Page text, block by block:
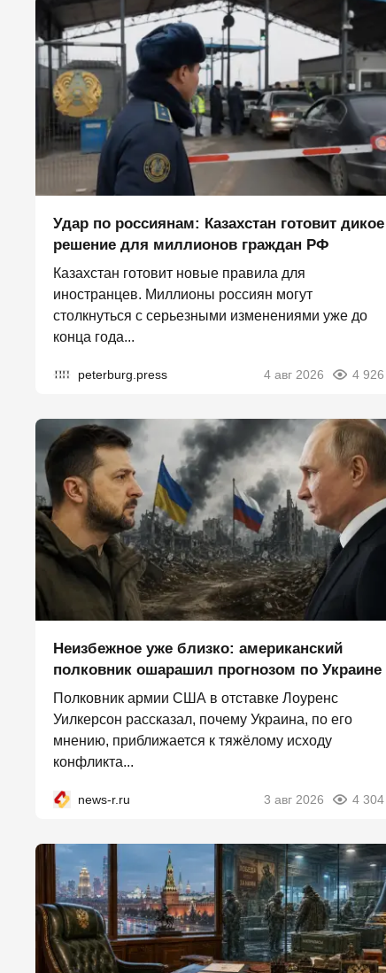
Удар по россиянам: Казахстан готовит дикое
решение для миллионов граждан РФ
Казахстан готовит новые правила для
иностранцев. Миллионы россиян могут
столкнуться с серьезными изменениями уже до
конца года...
peterburg.press 4 авг 2026 4 926
Неизбежное уже близко: американский
полковник ошарашил прогнозом по Украине
Полковник армии США в отставке Лоуренс
Уилкерсон рассказал, почему Украина, по его
мнению, приближается к тяжёлому исходу
конфликта...
news-r.ru 3 авг 2026 4 304